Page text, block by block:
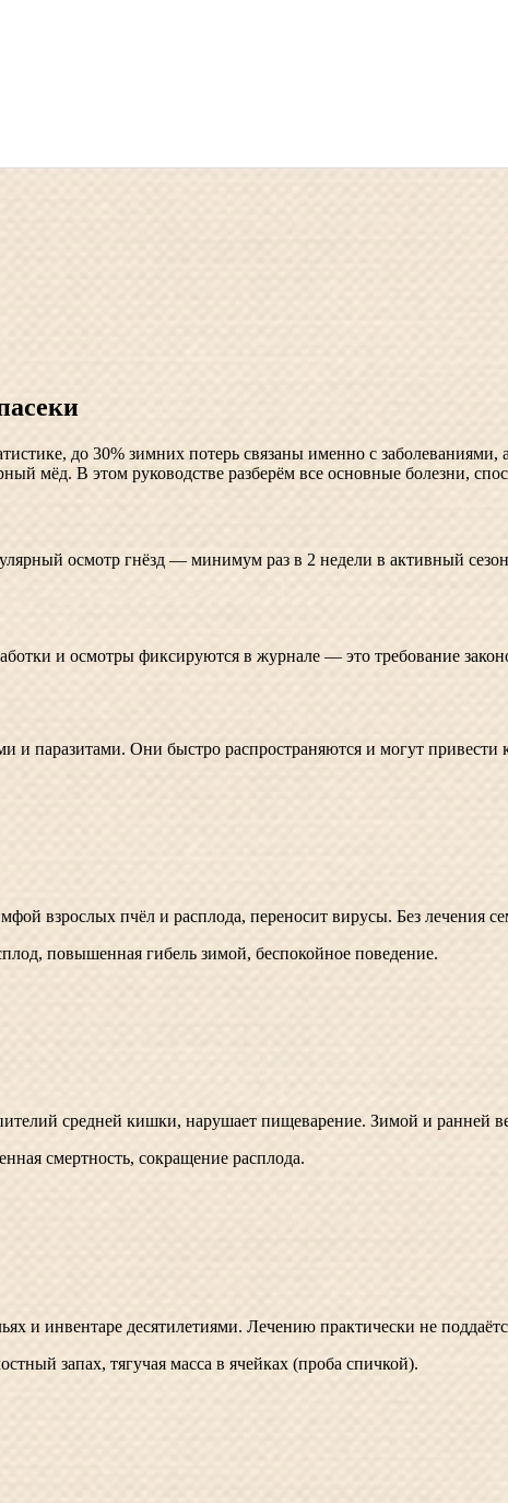
до 30% зимних потерь связаны именно с
мёд. В этом руководстве разберём все основные болезни,
осмотр гнёзд — минимум раз в 2 недели в активный
и осмотры фиксируются в журнале — это требование
паразитами. Они быстро распространяются и могут привести
взрослых пчёл и расплода, переносит вирусы. Без лечения
повышенная гибель зимой, беспокойное поведение.
средней кишки, нарушает пищеварение. Зимой и ранней
смертность, сокращение расплода.
и инвентаре десятилетиями. Лечению практически не
запах, тягучая масса в ячейках (проба спичкой).